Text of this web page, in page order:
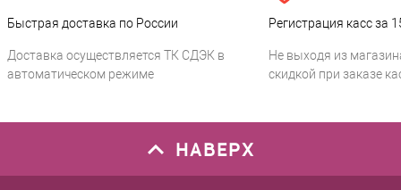
Быстрая доставка по России
Доставка осуществляется ТК СДЭК в
автоматическом режиме
Регистрация касс за
Не выходя из
скидкой при заказе
НАВЕРХ